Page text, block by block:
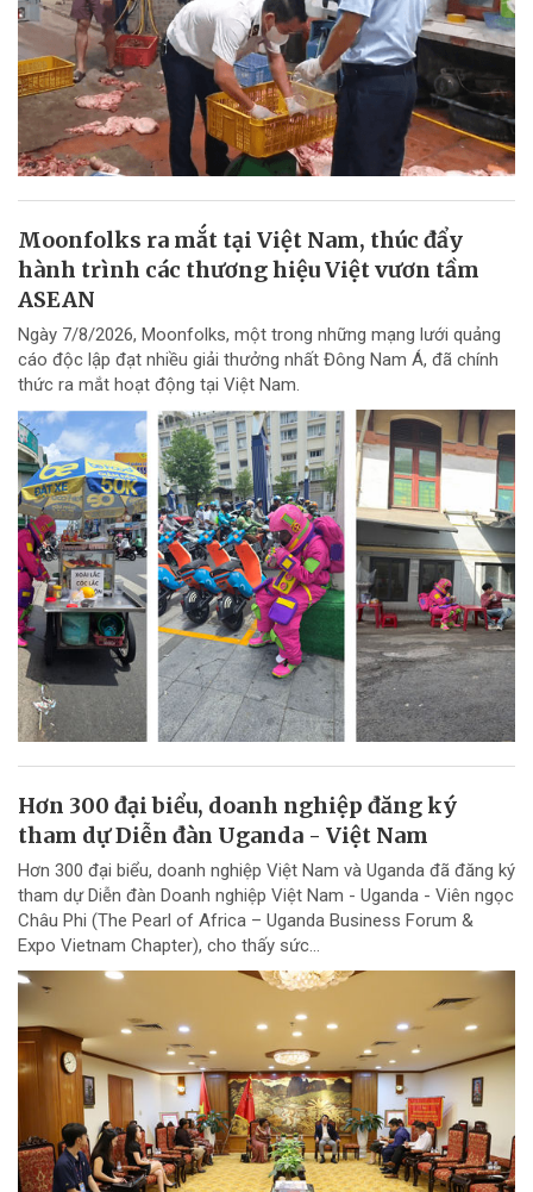
Moonfolks ra mắt tại Việt Nam, thúc đẩy
hành trình các thương hiệu Việt vươn tầm
ASEAN
Ngày 7/8/2026, Moonfolks, một trong những mạng lưới quảng
cáo độc lập đạt nhiều giải thưởng nhất Đông Nam Á, đã chính
thức ra mắt hoạt động tại Việt Nam.
Hơn 300 đại biểu, doanh nghiệp đăng ký
tham dự Diễn đàn Uganda - Việt Nam
Hơn 300 đại biểu, doanh nghiệp Việt Nam và Uganda đã đăng ký
tham dự Diễn đàn Doanh nghiệp Việt Nam - Uganda - Viên ngọc
Châu Phi (The Pearl of Africa – Uganda Business Forum &
Expo Vietnam Chapter), cho thấy sức...